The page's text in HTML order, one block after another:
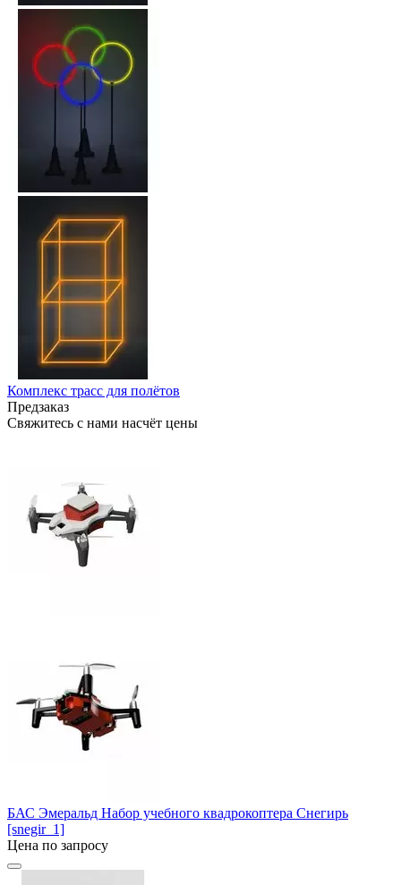
Комплекс трасс для полётов
Предзаказ
Свяжитесь с нами насчёт цены
БАС Эмеральд Набор учебного квадрокоптера Снегирь
[snegir_1]
Цена по запросу